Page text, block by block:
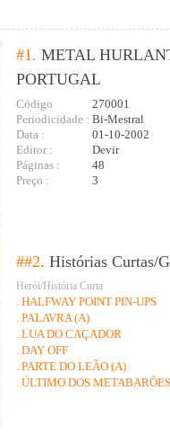
#1. METAL
PORTUGAL
Código
270001
Periodicidade : Bi-Mestral
Data :
01-10-2002
Editor :
Devir
Páginas :
48
Preço :
3
##2. Histórias Curtas/
Herói/História Curta
. HALFWAY POINT PIN-UPS
. PALAVRA (A)
. LUA DO CAÇADOR
. DAY OFF
. PARTE DO LEÃO (A)
. ÚLTIMO DOS